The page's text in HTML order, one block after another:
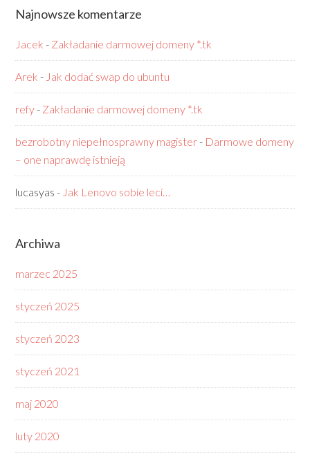
Najnowsze komentarze
Jacek - Zakładanie darmowej domeny *.tk
Arek - Jak dodać swap do ubuntu
refy- Zakładanie darmowej domeny *.tk
bezrobotny niepełnosprawny magister- Darmowe domeny
– one naprawdę istnieją
lucasyas - Jak Lenovo sobie leci…
Archiwa
marzec 2025
styczeń 2025
styczeń 2023
styczeń 2021
maj 2020
luty 2020